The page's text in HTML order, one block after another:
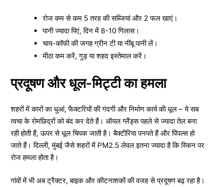
रोज कम से कम 5 तरह की सब्जियां और 2 फल खाएं।
पानी ज्यादा पिएं, दिन में 8-10 गिलास।
चाय-कॉफी की जगह ग्रीन टी या नींबू पानी लें।
मीठा कम करें, गुड़ या शहद इस्तेमाल करें।
प्रदूषण और धूल-मिट्टी का हमला
शहरों में कारों का धुआं, फैक्टरियों की गंदगी और निर्माण कार्य की धूल – ये सब
त्वचा के रोमछिद्रों को बंद कर देते हैं। ऑयल ग्लैंड्स पहले से ज्यादा तेल बना
रही होती हैं, ऊपर से धूल चिपक जाती है। बैक्टीरिया पनपते हैं और पिंपल्स हो
जाते हैं। दिल्ली, मुंबई जैसे शहरों में PM2.5 लेवल इतना ज्यादा है कि स्किन पर
रोज हमला होता है।
गांवों में भी अब ट्रैक्टर, बाइक और कीटनाशकों की वजह से प्रदूषण बढ़ रहा है।